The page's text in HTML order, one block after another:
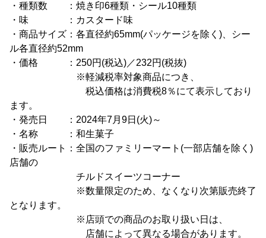
・種類数 ：焼き印6種類・シール10種類
・味 ：カスタード味
・商品サイズ：各直径約65mm(パッケージを除く)、シー
ル各直径約52mm
・価格 ：250円(税込)／232円(税抜)
※軽減税率対象商品につき、
税込価格は消費税8％にて表示しており
ます。
・発売日 ：2024年7月9日(火)～
・名称 ：和生菓子
・販売ルート：全国のファミリーマート(一部店舗を除く)
店舗の
チルドスイーツコーナー
※数量限定のため、なくなり次第販売終了
となります。
※店頭での商品のお取り扱い日は、
店舗によって異なる場合があります。